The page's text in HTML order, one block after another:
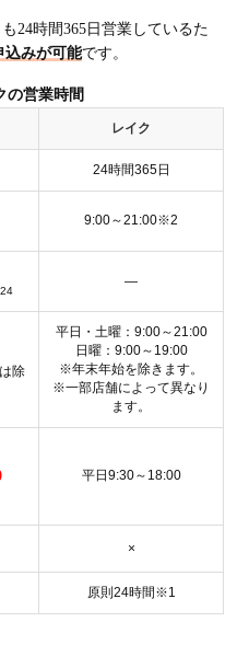
24時間365日営業しているた
込みが可能です。
の営業時間
レイク
24時間365日
9:00～21:00※2
―
除
平日・土曜：9:00～21:00
日曜：9:00～19:00
※年末年始を除きます。
※一部店舗によって異なり
ます。
平日9:30～18:00
×
原則24時間※1